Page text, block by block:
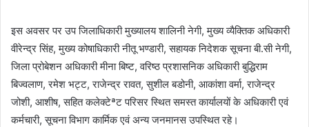
इस अवसर पर उप जिलाधिकारी मुख्यालय शालिनी नेगी, मुख्य व्यैक्तिक अधिकारी
वीरेन्द्र सिंह, मुख्य कोषाधिकारी नीतू भण्डारी, सहायक निदेशक सूचना बी.सी नेगी,
जिला प्रोबेशन अधिकारी मीना बिष्ट, वरिष्ठ प्रशासनिक अधिकारी बुद्धिराम
बिज्वलाण, रमेश भट्ट, राजेन्द्र रावत, सुशील बडोनी, आकांशा वर्मा, राजेन्द्र
जोशी, आशीष, सहित कलेक्टेªट परिसर स्थित समस्त कार्यालयों के अधिकारी एवं
कर्मचारी, सूचना विभाग कार्मिक एवं अन्य जनमानस उपस्थित रहे।